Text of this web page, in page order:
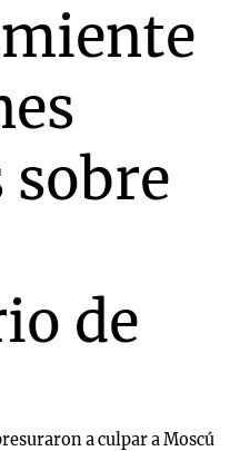
sobre
de
a culpar a Moscú